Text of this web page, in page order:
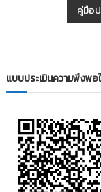
ย
แ
คู่มือ
แบบประเมินความพึงพ